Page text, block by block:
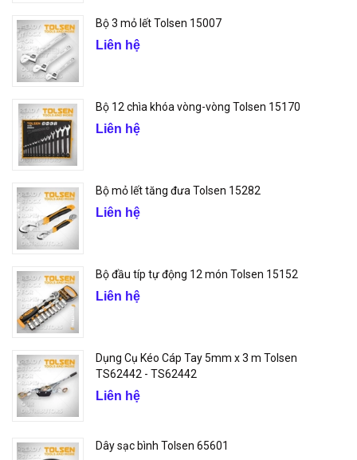
Bộ 3 mỏ lết Tolsen 15007
Liên hệ
Bộ 12 chìa khóa vòng-vòng Tolsen 15170
Liên hệ
Bộ mỏ lết tăng đưa Tolsen 15282
Liên hệ
Bộ đầu típ tự động 12 món Tolsen 15152
Liên hệ
Dụng Cụ Kéo Cáp Tay 5mm x 3 m Tolsen
TS62442 - TS62442
Liên hệ
Dây sạc bình Tolsen 65601